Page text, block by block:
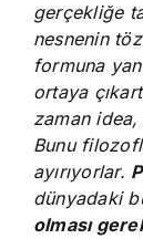
gerçekliğe
nesnenin
formuna
ortaya
zaman idea,
Bunu
ayırıyorlar.
dünyadaki
olması